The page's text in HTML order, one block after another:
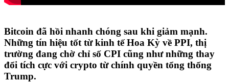
Bitcoin đã hồi nhanh chóng sau khi giảm mạnh.
Những tín hiệu tốt từ kinh tế Hoa Kỳ về PPI, thị
trường đang chờ chỉ số CPI cũng như những thay
đổi tích cực với crypto từ chính quyền tổng thống
Trump.